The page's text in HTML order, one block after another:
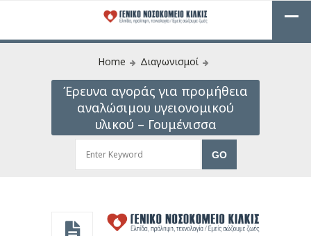
Home Διαγωνισμοί
Έρευνα αγοράς για προμήθεια
αναλώσιμου υγειονομικού
υλικού – Γουμένισσα